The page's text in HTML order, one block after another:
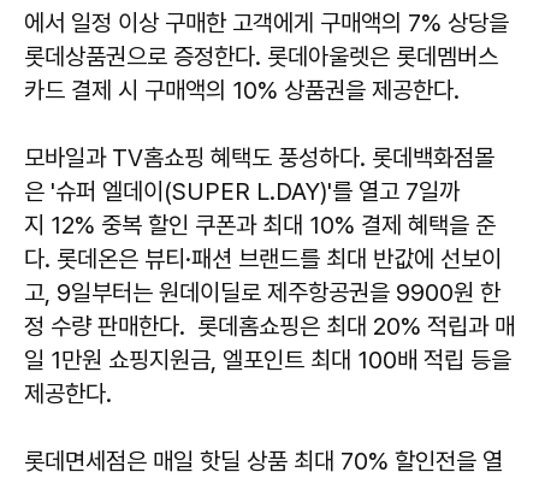
에서 일정 이상 구매한 고객에게 구매액의 7% 상당을
롯데상품권으로 증정한다. 롯데아울렛은 롯데멤버스
카드 결제 시 구매액의 10% 상품권을 제공한다.
모바일과 TV홈쇼핑 혜택도 풍성하다. 롯데백화점몰
은 '슈퍼 엘데이(SUPER L.DAY)'를 열고 7일까
지 12% 중복 할인 쿠폰과 최대 10% 결제 혜택을 준
다. 롯데온은 뷰티·패션 브랜드를 최대 반값에 선보이
고, 9일부터는 원데이딜로 제주항공권을 9900원 한
정 수량 판매한다. 롯데홈쇼핑은 최대 20% 적립과 매
일 1만원 쇼핑지원금, 엘포인트 최대 100배 적립 등을
제공한다.
롯데면세점은 매일 핫딜 상품 최대 70% 할인전을 열